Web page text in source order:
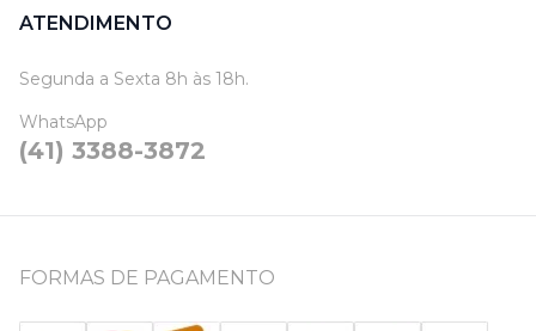
ATENDIMENTO
Segunda a Sexta 8h às 18h.
WhatsApp
(41) 3388-3872
FORMAS DE PAGAMENTO